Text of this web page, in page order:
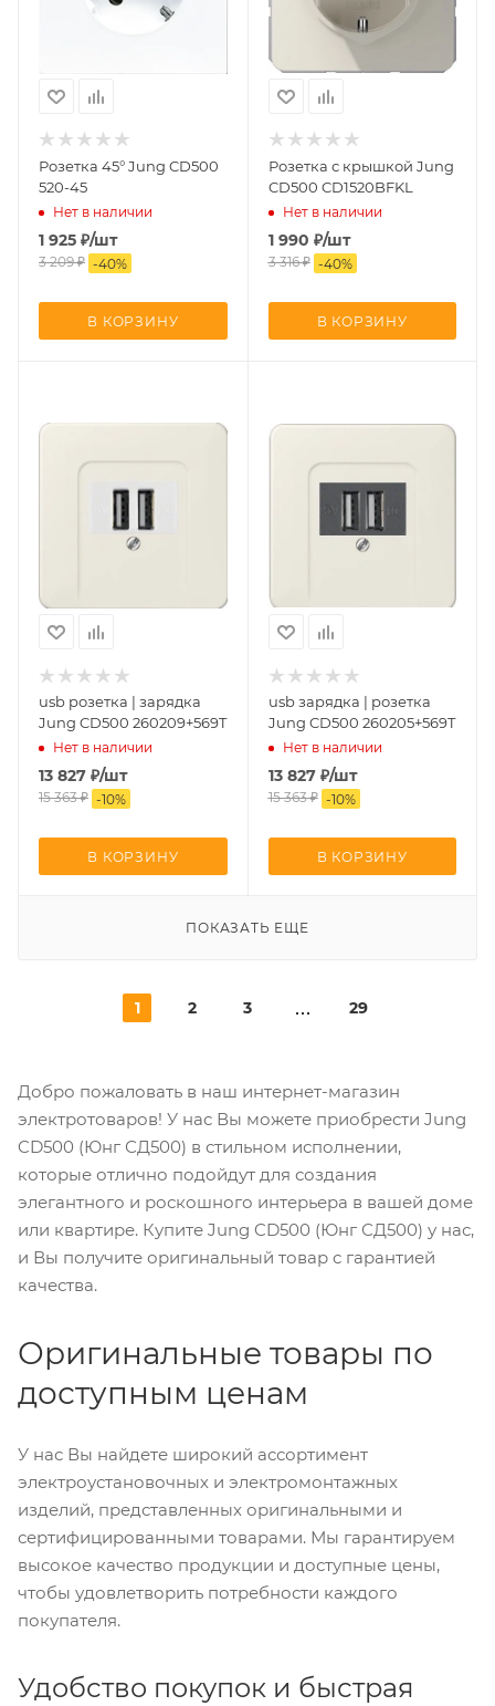
Розетка 45° Jung CD500
520-45
Нет в наличии
1 925 ₽/шт
3 209₽ -40%
В КОРЗИНУ
Розетка с крышкой Jung
CD500 CD1520BFKL
Нет в наличии
1 990 ₽/шт
3 316₽ -40%
В КОРЗИНУ
usb розетка | зарядка
Jung CD500 260209+569T
Нет в наличии
13 827 ₽/шт
15 363₽ -10%
В КОРЗИНУ
usb зарядка | розетка
Jung CD500 260205+569T
Нет в наличии
13 827₽/шт
15 363₽ -10%
В КОРЗИНУ
ПОКАЗАТЬ ЕЩЕ
1 2 3 29
Добро пожаловать в наш интернет-магазин
электротоваров! У нас Вы можете приобрести Jung
CD500 (Юнг СД500) в стильном исполнении,
которые отлично подойдут для создания
элегантного и роскошного интерьера в вашей доме
или квартире. Купите Jung CD500 (Юнг СД500) у нас,
и Вы получите оригинальный товар с гарантией
качества.
Оригинальные товары по
доступным ценам
У нас Вы найдете широкий ассортимент
электроустановочных и электромонтажных
изделий, представленных оригинальными и
сертифицированными товарами. Мы гарантируем
высокое качество продукции и доступные цены,
чтобы удовлетворить потребности каждого
покупателя.
Удобство покупок и быстрая